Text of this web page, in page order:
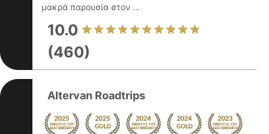
μακρά παρουσία στον ...
10.0
(460)
Altervan Roadtrips